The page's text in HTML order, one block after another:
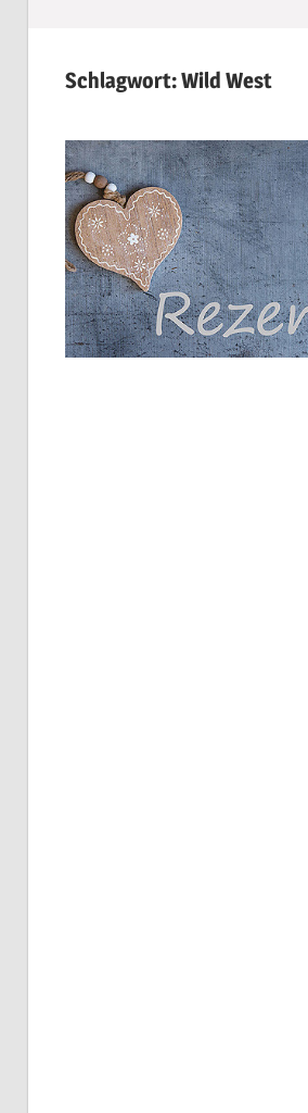
Schlagwort:Wild West